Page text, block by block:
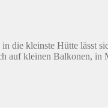
die kleinste Hütte lässt
auf kleinen Balkonen,